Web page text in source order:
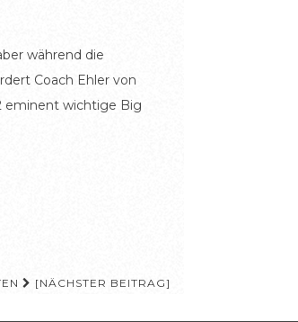
während die
Coach Ehler von
eminent wichtige Big
[NÄCHSTER BEITRAG]